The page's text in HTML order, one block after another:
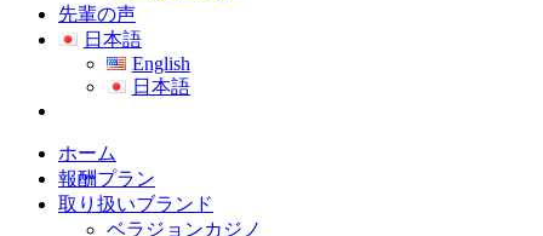
先輩の声
日本語
English
日本語
ホーム
報酬プラン
取り扱いブランド
ベラジョンカジノ